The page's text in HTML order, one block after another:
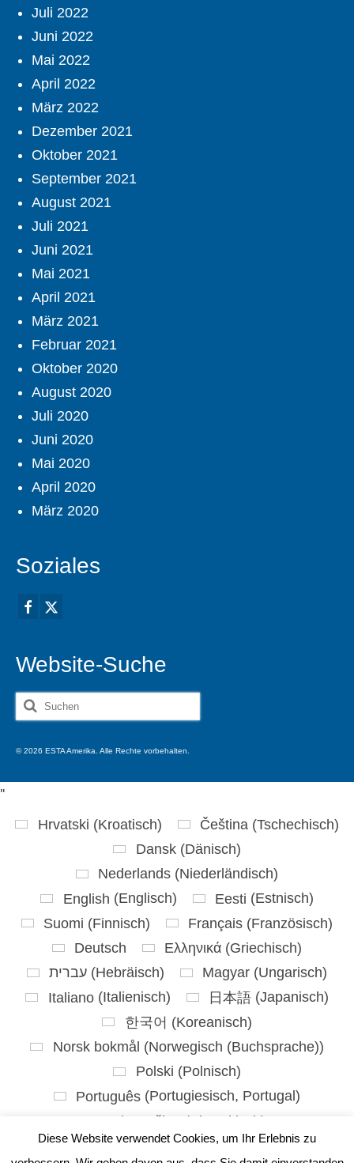
Juli 2022
Juni 2022
Mai 2022
April 2022
März 2022
Dezember 2021
Oktober 2021
September 2021
August 2021
Juli 2021
Juni 2021
Mai 2021
April 2021
März 2021
Februar 2021
Oktober 2020
August 2020
Juli 2020
Juni 2020
Mai 2020
April 2020
März 2020
Soziales
Website-Suche
Suche
nach:
© 2026 ESTA Amerika. Alle Rechte vorbehalten.
Diese Website verwendet Cookies, um Ihr Erlebnis zu
''
Hrvatski (Kroatisch) Čeština (Tschechisch)
Dansk(Dänisch)
Nederlands (Niederländisch)
English (Englisch) Eesti (Estnisch)
Suomi (Finnisch) Français (Französisch)
Deutsch
Ελληνικά (Griechisch)
עברית (Hebräisch) Magyar (Ungarisch)
Italiano(Italienisch) 日本語(Japanisch)
한국어 (Koreanisch)
Norsk bokmål (Norwegisch (Buchsprache))
Polski (Polnisch)
Português (Portugiesisch, Portugal)
Slovenčina
(Slowakisch )
Slovenščina(Slowenisch)